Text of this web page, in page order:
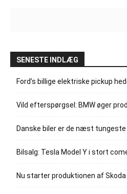
SENESTE INDLÆG
Ford’s billige elektriske pickup
Vild efterspørgsel: BMW øger
Danske biler er de næst tungeste
Bilsalg: Tesla Model Y i stort
Nu starter produktionen af Skoda